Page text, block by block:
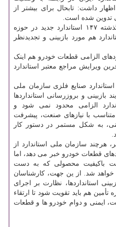
داشت: تابحال برای بیشتر از
وی اضافه کرد: در سه سال گذشته ۱۴۷ استاندارد جدید در حوزه
تدوین و ۸۳ استاندارد هم مورد بازبینی و تجدیدنظر
الزامی قطعات خودرو هم اینک
ویرایش مراجع معتبر استاندارد
صنایع فلزی سازمان ملی
بازبینی و بروزرسانی استانداردها
الزامی محدود نمی شود و
با نیازهای صنعت، پیشرفت
به شکل مستمر در دستور کار
هرچند سازمان ملی استاندارد از
قطعات خودرو خبر می دهد، اما
باکیفیت محصولی که به دست
شد. از ین جهت، کارشناسان
استانداردها، نظارت بر اجرای
تأمین هم باید تقویت شود تا ارتقاء
ایمنی و دوام خودرو ها و قطعات